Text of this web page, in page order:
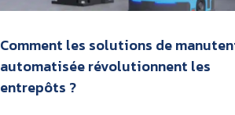
Comment les solutions de
automatisée révolutionnent les
entrepôts ?